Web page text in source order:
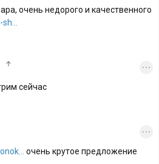
очень недорого и качественного
сейчас
очень крутое предложение